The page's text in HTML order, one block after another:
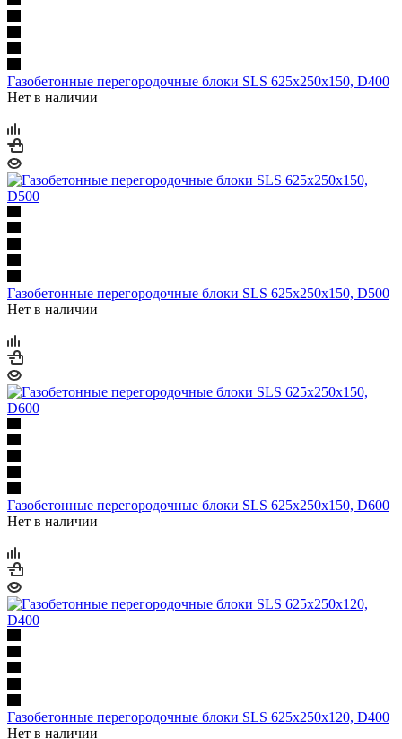
Газобетонные перегородочные блоки SLS 625х250х150, D400
Нет в наличии
Газобетонные перегородочные блоки SLS 625х250х150, D500
Нет в наличии
Газобетонные перегородочные блоки SLS 625х250х150, D600
Нет в наличии
Газобетонные перегородочные блоки SLS 625х250х120, D400
Нет в наличии